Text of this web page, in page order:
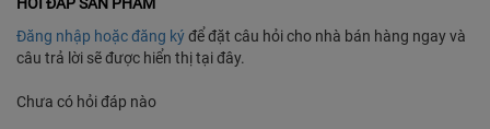
Yến sào Khánh Hoà ăn kiêng 3 hủ
Bánh Danisa
Cafe Phố Sữa
Trà Hương xuân
Đăng nhập hoặc đăng kýđể đặt câu hỏi cho nhà bán hàng ngay và
câu trả lời sẽ được hiển thị tại đây.
Chưa có hỏi đáp nào